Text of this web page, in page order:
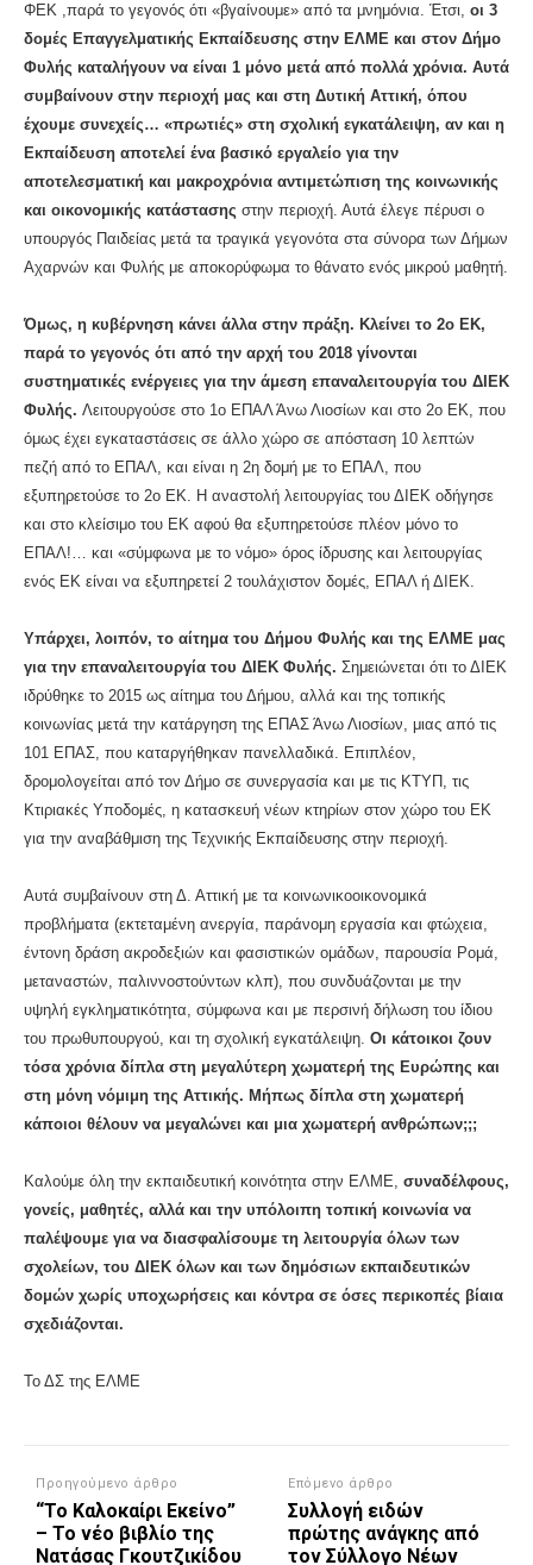
ΦΕΚ ,παρά το γεγονός ότι «βγαίνουμε» από τα μνημόνια. Έτσι, οι 3
δομές Επαγγελματικής Εκπαίδευσης στην ΕΛΜΕ και στον Δήμο
Φυλής καταλήγουν να είναι 1 μόνο μετά από πολλά χρόνια. Αυτά
συμβαίνουν στην περιοχή μας και στη Δυτική Αττική, όπου
έχουμε συνεχείς… «πρωτιές» στη σχολική εγκατάλειψη, αν και η
Εκπαίδευση αποτελεί ένα βασικό εργαλείο για την
αποτελεσματική και μακροχρόνια αντιμετώπιση της κοινωνικής
και οικονομικής κατάστασης στην περιοχή. Αυτά έλεγε πέρυσι ο
υπουργός Παιδείας μετά τα τραγικά γεγονότα στα σύνορα των Δήμων
Αχαρνών και Φυλής με αποκορύφωμα το θάνατο ενός μικρού μαθητή.
Όμως, η κυβέρνηση κάνει άλλα στην πράξη. Κλείνει το 2ο ΕΚ,
παρά το γεγονός ότι από την αρχή του 2018 γίνονται
συστηματικές ενέργειες για την άμεση επαναλειτουργία του ΔΙΕΚ
Φυλής. Λειτουργούσε στο 1ο ΕΠΑΛ Άνω Λιοσίων και στο 2ο ΕΚ, που
όμως έχει εγκαταστάσεις σε άλλο χώρο σε απόσταση 10 λεπτών
πεζή από το ΕΠΑΛ, και είναι η 2η δομή με το ΕΠΑΛ, που
εξυπηρετούσε το 2ο ΕΚ. Η αναστολή λειτουργίας του ΔΙΕΚ οδήγησε
και στο κλείσιμο του ΕΚ αφού θα εξυπηρετούσε πλέον μόνο το
ΕΠΑΛ!… και «σύμφωνα με το νόμο» όρος ίδρυσης και λειτουργίας
ενός ΕΚ είναι να εξυπηρετεί 2 τουλάχιστον δομές, ΕΠΑΛ ή ΔΙΕΚ.
Υπάρχει, λοιπόν, το αίτημα του Δήμου Φυλής και της ΕΛΜΕ μας
για την επαναλειτουργία του ΔΙΕΚ Φυλής. Σημειώνεται ότι το ΔΙΕΚ
ιδρύθηκε το 2015 ως αίτημα του Δήμου, αλλά και της τοπικής
κοινωνίας μετά την κατάργηση της ΕΠΑΣ Άνω Λιοσίων, μιας από τις
101 ΕΠΑΣ, που καταργήθηκαν πανελλαδικά. Επιπλέον,
δρομολογείται από τον Δήμο σε συνεργασία και με τις ΚΤΥΠ, τις
Κτιριακές Υποδομές, η κατασκευή νέων κτηρίων στον χώρο του ΕΚ
για την αναβάθμιση της Τεχνικής Εκπαίδευσης στην περιοχή.
Αυτά συμβαίνουν στη Δ. Αττική με τα κοινωνικοοικονομικά
προβλήματα (εκτεταμένη ανεργία, παράνομη εργασία και φτώχεια,
έντονη δράση ακροδεξιών και φασιστικών ομάδων, παρουσία Ρομά,
μεταναστών, παλιννοστούντων κλπ), που συνδυάζονται με την
υψηλή εγκληματικότητα, σύμφωνα και με περσινή δήλωση του ίδιου
του πρωθυπουργού, και τη σχολική εγκατάλειψη. Οι κάτοικοι ζουν
τόσα χρόνια δίπλα στη μεγαλύτερη χωματερή της Ευρώπης και
στη μόνη νόμιμη της Αττικής. Μήπως δίπλα στη χωματερή
κάποιοι θέλουν να μεγαλώνει και μια χωματερή ανθρώπων;;;
Καλούμε όλη την εκπαιδευτική κοινότητα στην ΕΛΜΕ, συναδέλφους,
γονείς, μαθητές, αλλά και την υπόλοιπη τοπική κοινωνία να
παλέψουμε για να διασφαλίσουμε τη λειτουργία όλων των
σχολείων, του ΔΙΕΚ όλων και των δημόσιων εκπαιδευτικών
δομών χωρίς υποχωρήσεις και κόντρα σε όσες περικοπές βίαια
σχεδιάζονται.
Το ΔΣ της ΕΛΜΕ
Προηγούμενο άρθρο
“Το Καλοκαίρι Εκείνο”
– Το νέο βιβλίο της
Νατάσας Γκουτζικίδου
Επόμενο άρθρο
Συλλογή ειδών
πρώτης ανάγκης από
τον Σύλλογο Νέων